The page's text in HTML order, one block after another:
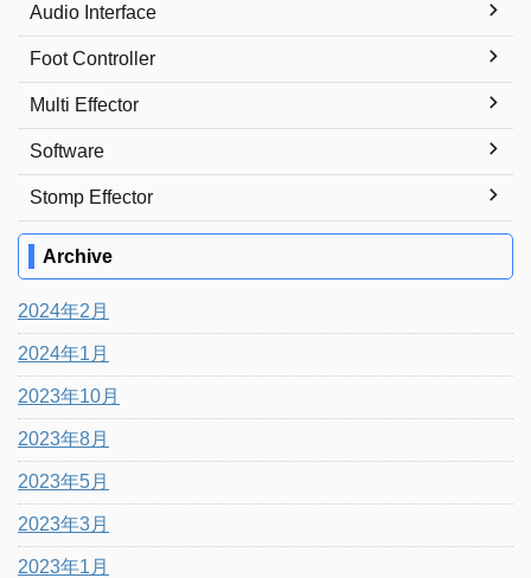
Audio Interface
Foot Controller
Multi Effector
Software
Stomp Effector
Archive
2024年2月
2024年1月
2023年10月
2023年8月
2023年5月
2023年3月
2023年1月